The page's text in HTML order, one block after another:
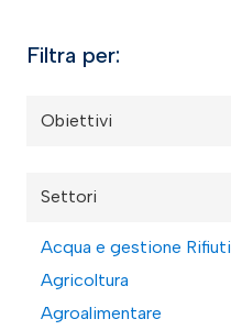
Filtra per:
Obiettivi
Settori
Acqua e gestione Rifiuti
Agricoltura
Agroalimentare